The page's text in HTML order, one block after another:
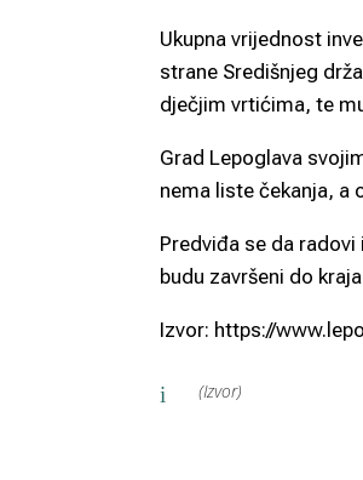
Ukupna vrijednost
strane Središnjeg
dječjim vrtićima, te
Grad Lepoglava
nema liste čekanja, a
Predviđa se da
budu završeni do
Izvor: https://
i (Izvor)